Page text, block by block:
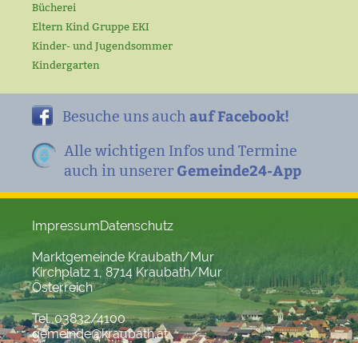
Bücherei
Eltern Kind Gruppe EKI
Kinder- und Jugendsommer
Kindergarten
Besuche uns auch auf Facebook!
Alle wichtigen Infos und Termine
auch in unserer Gemeinde24-App
ImpressumDatenschutz
Marktgemeinde Kraubath/Mur
Kirchplatz 1, 8714 Kraubath/Mur
Österreich
Tel. 03832/4100
gemeinde@kraubath.at